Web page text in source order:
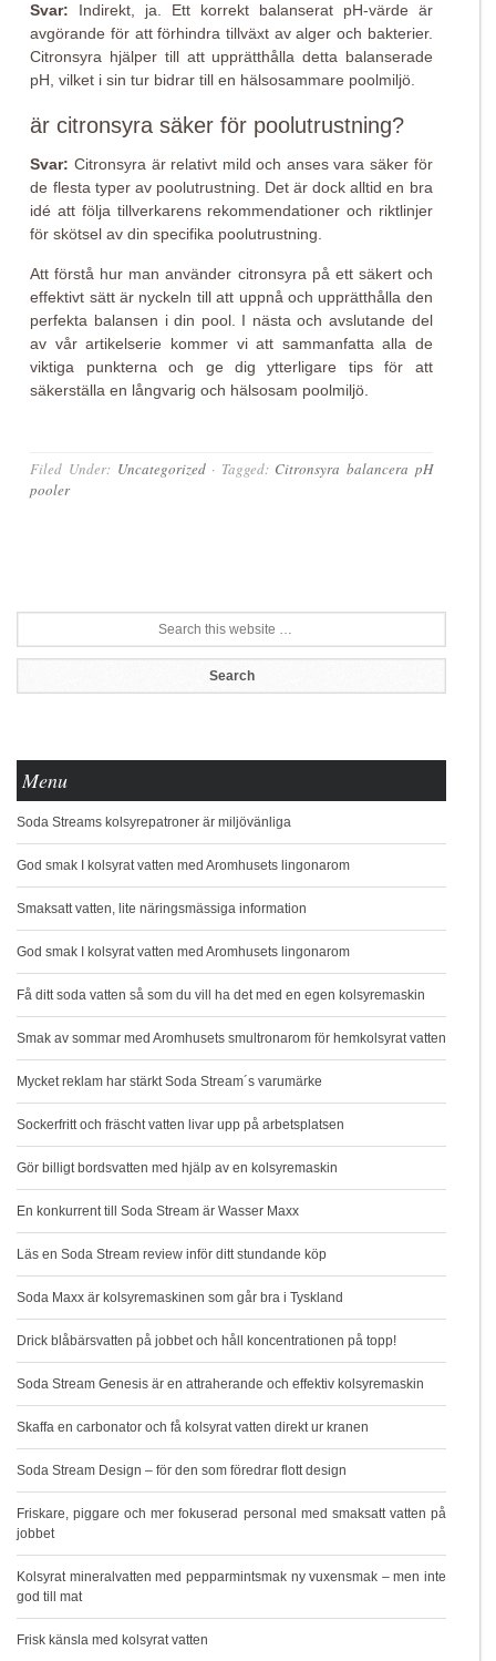
Svar: Indirekt, ja. Ett korrekt balanserat pH-värde är
avgörande för att förhindra tillväxt av alger och bakterier.
Citronsyra hjälper till att upprätthålla detta balanserade
pH, vilket i sin tur bidrar till en hälsosammare poolmiljö.
är citronsyra säker för poolutrustning?
Svar: Citronsyra är relativt mild och anses vara säker för
de flesta typer av poolutrustning. Det är dock alltid en bra
idé att följa tillverkarens rekommendationer och riktlinjer
för skötsel av din specifika poolutrustning.
Att förstå hur man använder citronsyra på ett säkert och
effektivt sätt är nyckeln till att uppnå och upprätthålla den
perfekta balansen i din pool. I nästa och avslutande del
av vår artikelserie kommer vi att sammanfatta alla de
viktiga punkterna och ge dig ytterligare tips för att
säkerställa en långvarig och hälsosam poolmiljö.
Filed Under: Uncategorized· Tagged: Citronsyra balancera pH
pooler
Menu
Soda Streams kolsyrepatroner är miljövänliga
God smak I kolsyrat vatten med Aromhusets lingonarom
Smaksatt vatten, lite näringsmässiga information
God smak I kolsyrat vatten med Aromhusets lingonarom
Få ditt soda vatten så som du vill ha det med en egen kolsyremaskin
Smak av sommar med Aromhusets smultronarom för hemkolsyrat vatten
Mycket reklam har stärkt Soda Stream´s varumärke
Sockerfritt och fräscht vatten livar upp på arbetsplatsen
Gör billigt bordsvatten med hjälp av en kolsyremaskin
En konkurrent till Soda Stream är Wasser Maxx
Läs en Soda Stream review inför ditt stundande köp
Soda Maxx är kolsyremaskinen som går bra i Tyskland
Drick blåbärsvatten på jobbet och håll koncentrationen på topp!
Soda Stream Genesis är en attraherande och effektiv kolsyremaskin
Skaffa en carbonator och få kolsyrat vatten direkt ur kranen
Soda Stream Design – för den som föredrar flott design
Friskare, piggare och mer fokuserad personal med smaksatt vatten på
jobbet
Kolsyrat mineralvatten med pepparmintsmak ny vuxensmak – men inte
god till mat
Frisk känsla med kolsyrat vatten